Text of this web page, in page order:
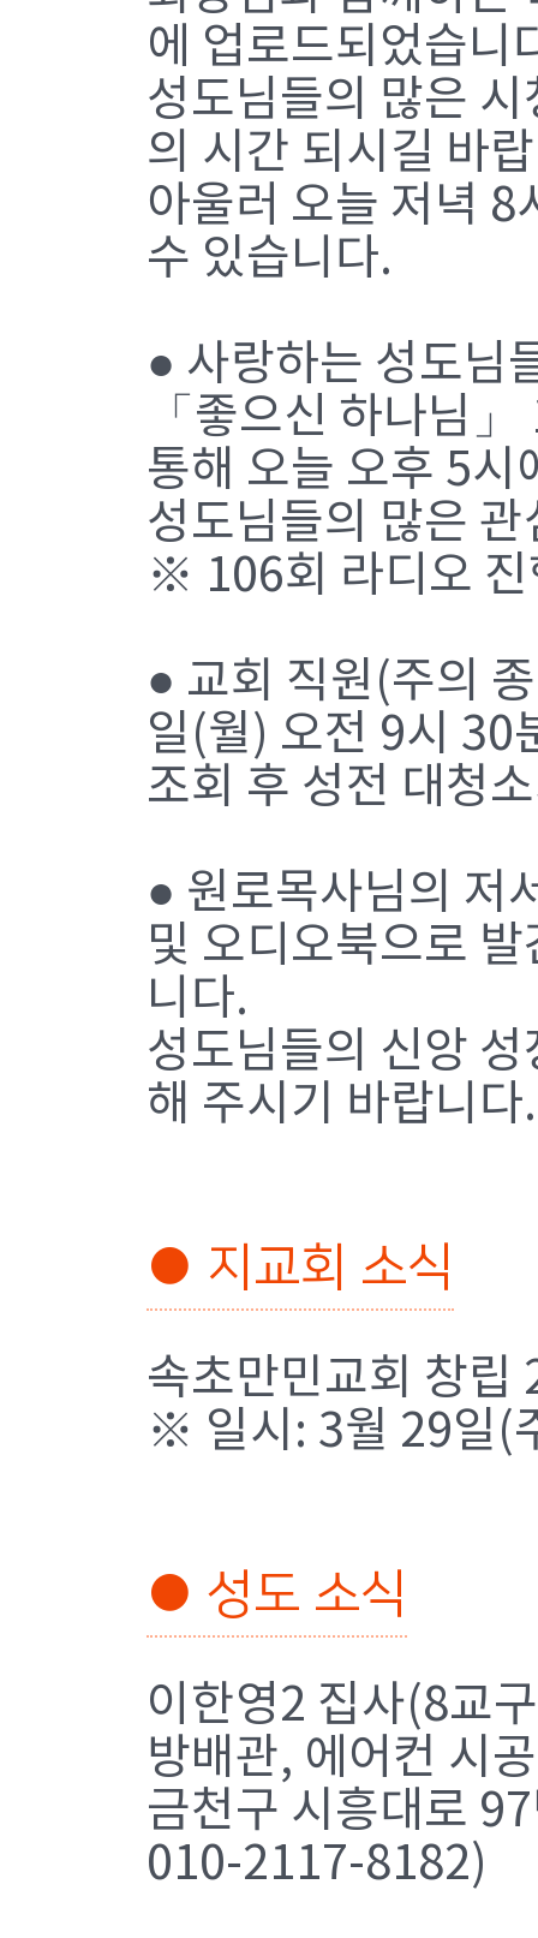
에 업로드되었습니
성도님들의 많은
의 시간 되시길 바
아울러 오늘 저녁
수 있습니다.
● 사랑하는 성도님
「좋으신 하나님
통해 오늘 오후 5시
성도님들의 많은
※ 106회 라디오 진
● 교회 직원(주의
일(월) 오전 9시 30
조회 후 성전 대청
● 원로목사님의 저
및 오디오북으로
니다.
성도님들의 신앙
해 주시기 바랍니다.
● 지교회 소식
속초만민교회 창립
※ 일시: 3월 29일(
● 성도 소식
이한영2 집사(8교
방배관, 에어컨 시
금천구 시흥대로
010-2117-8182)